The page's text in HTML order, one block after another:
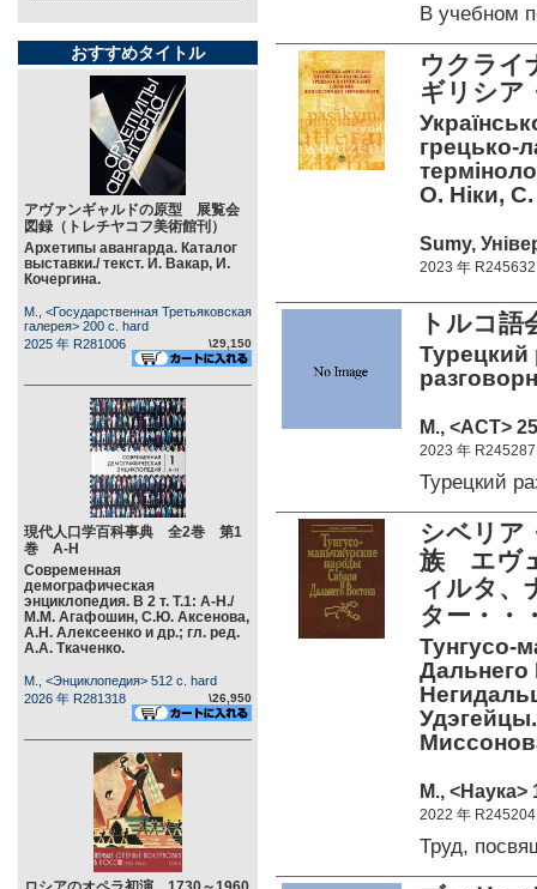
おすすめタイトル
アヴァンギャルドの原型 展覧会
図録（トレチヤコフ美術館刊）
Архетипы авангарда. Каталог
выставки./ текст. И. Вакар, И.
Кочергина.
М., <Государственная Третьяковская
галерея> 200 c. hard
2025 年 R281006
\29,150
現代人口学百科事典 全2巻 第1
巻 А-Н
Современная
демографическая
энциклопедия. В 2 т. Т.1: А-Н./
М.М. Агафошин, С.Ю. Аксенова,
А.Н. Алексеенко и др.; гл. ред.
А.А. Ткаченко.
М., <Энциклопедия> 512 c. hard
2026 年 R281318
\26,950
В учебном
ウクライ
ギリシア
грецько-
О. Ніки,
Sumy,
2023 年 R245632
トルコ語
Турецкий
М., <АСТ>
2023 年 R245287
Турецкий
シベリア
族 エヴ
ィルタ、
ター・・
Тунгусо-
Дальнего
М., <Наука>
2022 年 R245204
Труд,